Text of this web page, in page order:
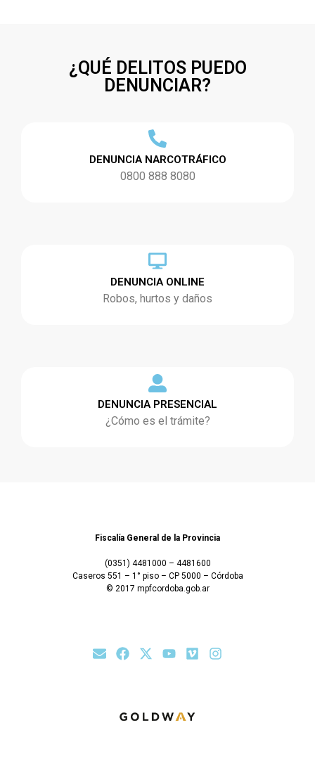
¿QUÉ DELITOS PUEDO
DENUNCIAR?
DENUNCIA NARCOTRÁFICO
0800 888 8080
DENUNCIA ONLINE
Robos, hurtos y daños
DENUNCIA PRESENCIAL
¿Cómo es el trámite?
Fiscalía General de la Provincia
(0351) 4481000 – 4481600
Caseros 551 – 1° piso – CP 5000 – Córdoba
© 2017 mpfcordoba.gob.ar